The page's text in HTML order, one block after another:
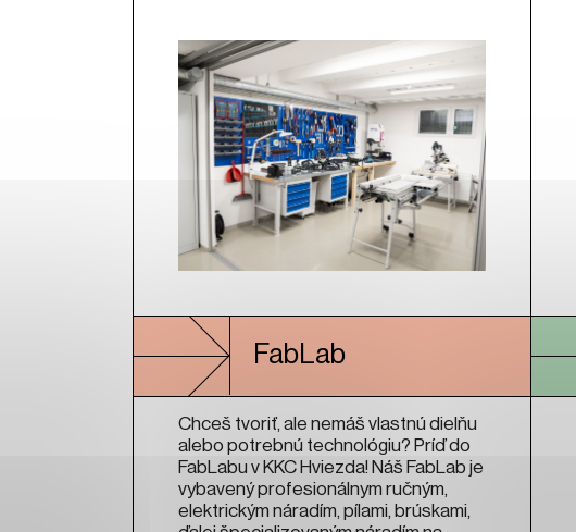
FabLab
Chceš tvoriť, ale nemáš vlastnú dielňu
alebo potrebnú technológiu? Príď do
FabLabu v KKC Hviezda! Náš FabLab je
vybavený profesionálnym ručným,
elektrickým náradím, pílami, brúskami,